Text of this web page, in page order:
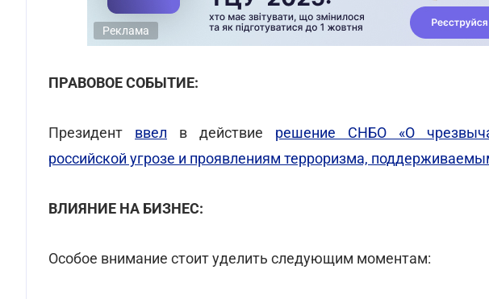
Реклама
ПРАВОВОЕ СОБЫТИЕ:
Президент ввел в действие решение СНБО «О
российской угрозе и проявлениям терроризма,
ВЛИЯНИЕ НА БИЗНЕС:
Особое внимание стоит уделить следующим моментам: